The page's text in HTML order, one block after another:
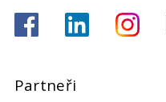
Partneři